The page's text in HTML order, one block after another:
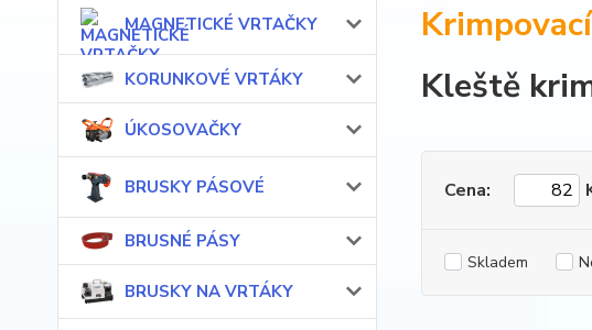
MAGNETICKÉ VRTAČKY
KORUNKOVÉ VRTÁKY
ÚKOSOVAČKY
BRUSKY PÁSOVÉ
BRUSNÉ PÁSY
BRUSKY NA VRTÁKY
Kleště
Cena:
Skladem